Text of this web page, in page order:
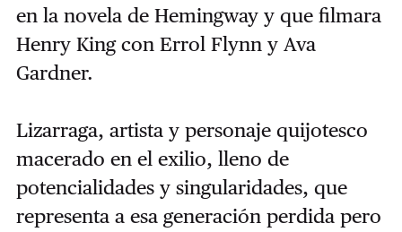
en la novela de Hemingway y que filmara
Henry King con Errol Flynn y Ava
Gardner.
Lizarraga, artista y personaje quijotesco
macerado en el exilio, lleno de
potencialidades y singularidades, que
representa a esa generación perdida pero